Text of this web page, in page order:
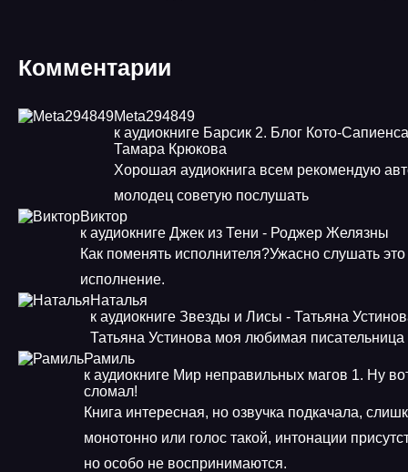
Комментарии
Meta294849
к аудиокниге Барсик 2. Блог Кото-
Тамара Крюкова
Хорошая аудиокнига всем рекомендую
молодец советую послушать
Виктор
к аудиокниге Джек из Тени - Роджер Желязны
Как поменять исполнителя?Ужасно слушать это
исполнение.
Наталья
к аудиокниге Звезды и Лисы - Татьяна
Татьяна Устинова моя любимая писательница
Рамиль
к аудиокниге Мир неправильных магов 1. Ну
сломал!
Книга интересная, но озвучка подкачала,
монотонно или голос такой, интонации
но особо не воспринимаются.